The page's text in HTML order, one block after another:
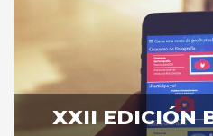
XXII EDICIÓN